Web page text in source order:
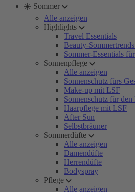
☀️ Sommer
Alle anzeigen
Highlights
Travel Essentials
Beauty-
Sommer-Essentials
Sonnenpflege
Alle anzeigen
Sonnenschutz fürs
Make-up mit LSF
Sonnenschutz für
Haarpflege mit LSF
After Sun
Selbstbräuner
Sommerdüfte
Alle anzeigen
Damendüfte
Herrendüfte
Bodyspray
Pflege
Alle anzeigen